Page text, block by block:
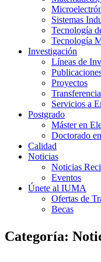
Sistemas
Tecnología
Tecnología
Investigación
Líneas de
Proyectos
Servicios a
Postgrado
Máster en
Doctorado
Calidad
Noticias
Noticias
Eventos
Únete al IUMA
Ofertas de
Becas
Categoría: